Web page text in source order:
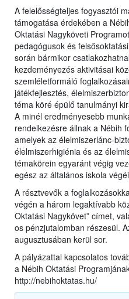
A felelősségteljes fogyasztói
támogatása érdekében a
Oktatási Nagyköveti
pedagógusok és
során bármikor
kezdeményezés aktivitásai
szemléletformáló
játékfejlesztés,
téma köré épülő tanulmányi
A minél eredményesebb
rendelkezésre állnak a Nébih
amelyek az élelmiszerlánc-
élelmiszerhigiénia és az
témakörein egyaránt végig
egész az általános iskola
A résztvevők a
végén a három legaktívabb
Oktatási Nagykövet” címet,
os pénzjutalomban részesül.
augusztusában kerül sor.
A pályázattal kapcsolatos
a Nébih Oktatási
http://nebihoktatas.hu/